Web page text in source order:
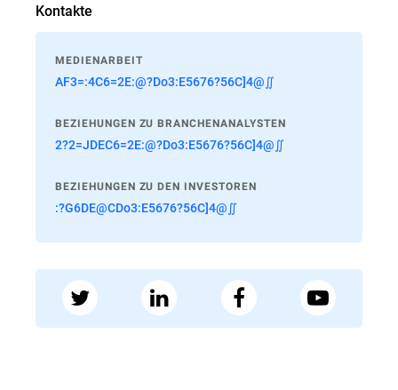
Kontakte
MEDIENARBEIT
AF3=:4C6=2E:@?Do3:E5676?56C]4@∬
BEZIEHUNGEN ZU BRANCHENANALYSTEN
2?2=JDEC6=2E:@?Do3:E5676?56C]4@∬
BEZIEHUNGEN ZU DEN INVESTOREN
:?G6DE@CDo3:E5676?56C]4@∬